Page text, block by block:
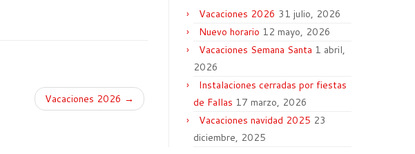
Vacaciones 2026 →
Vacaciones 2026 31 julio, 2026
Nuevo horario 12 mayo, 2026
Vacaciones Semana Santa 1 abril,
2026
Instalaciones cerradas por fiestas
de Fallas 17 marzo, 2026
Vacaciones navidad 2025 23
diciembre, 2025